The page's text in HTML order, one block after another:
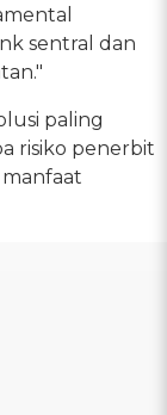
sentral dan
paling
risiko penerbit